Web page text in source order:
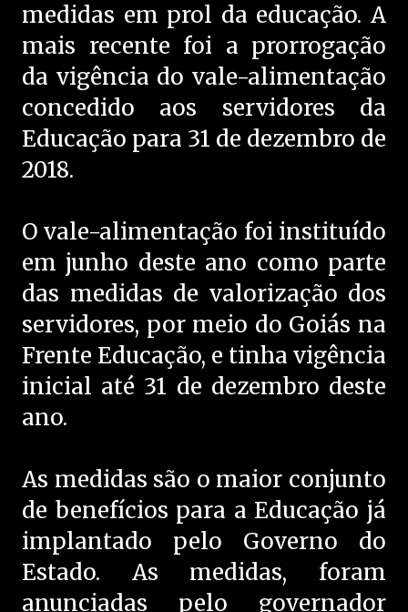
medidas em prol da educação. A
mais recente foi a prorrogação
da vigência do vale-alimentação
concedido aos servidores da
Educação para 31 de dezembro de
2018.
O vale-alimentação foi instituído
em junho deste ano como parte
das medidas de valorização dos
servidores, por meio do Goiás na
Frente Educação, e tinha vigência
inicial até 31 de dezembro deste
ano.
As medidas são o maior conjunto
de benefícios para a Educação já
implantado pelo Governo do
Estado. As medidas, foram
anunciadas pelo governador